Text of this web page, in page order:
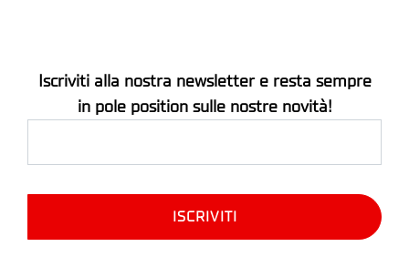
Iscriviti alla nostra newsletter e resta sempre
in pole position sulle nostre novità!